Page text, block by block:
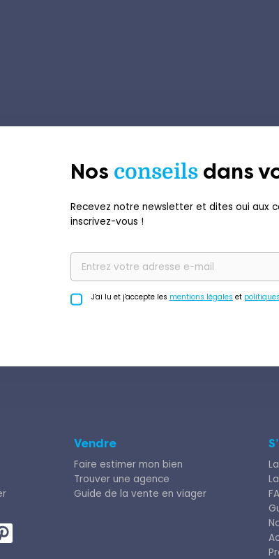
Nos conseils dans
Recevez notre newsletter et dites oui aux
inscrivez-vous !
J'ai lu et j'accepte les mentions légales et
Vendre
Faire estimer mon bien
Trouver une agence
Guide de la vente en viager